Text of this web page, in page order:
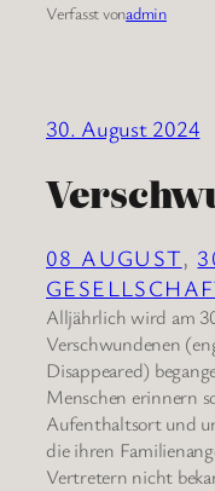
Verfasst vonadmin
30. August 2024
08 AUGUST,
Alljährlich wird am
Verschwundenen
Disappeared)
Menschen erinnern
Aufenthaltsort und
die ihren
Vertretern nicht